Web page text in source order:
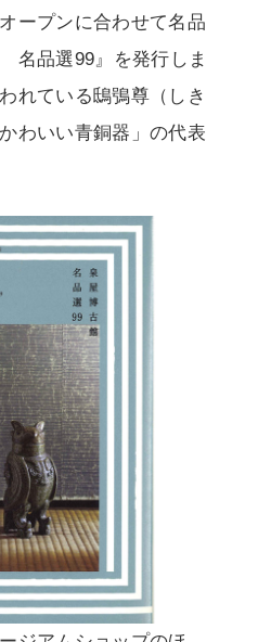
ープンに合わせて名品
名品選99』を発行しま
れている鴟鴞尊（しき
わいい青銅器」の代表